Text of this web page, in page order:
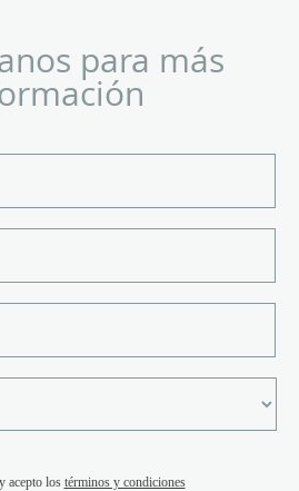
para más
acepto los términos y condiciones